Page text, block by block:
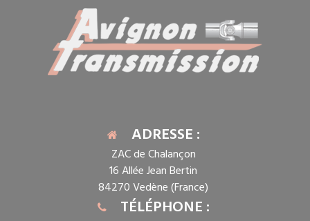
ADRESSE :
ZAC de Chalançon
16 Allée Jean Bertin
84270 Vedène (France)
TÉLÉPHONE :